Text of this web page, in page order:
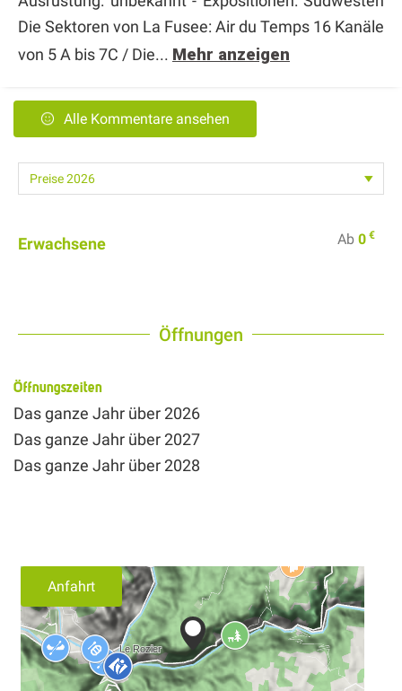
Die Sektoren von La Fusee: Air du Temps 16 Kanäle
von 5 A bis 7C / Die... Mehr anzeigen
Alle Kommentare ansehen
Erwachsene Ab 0 €
Öffnungen
Öffnungszeiten
Das ganze Jahr über 2026
Das ganze Jahr über 2027
Das ganze Jahr über 2028
Anfahrt